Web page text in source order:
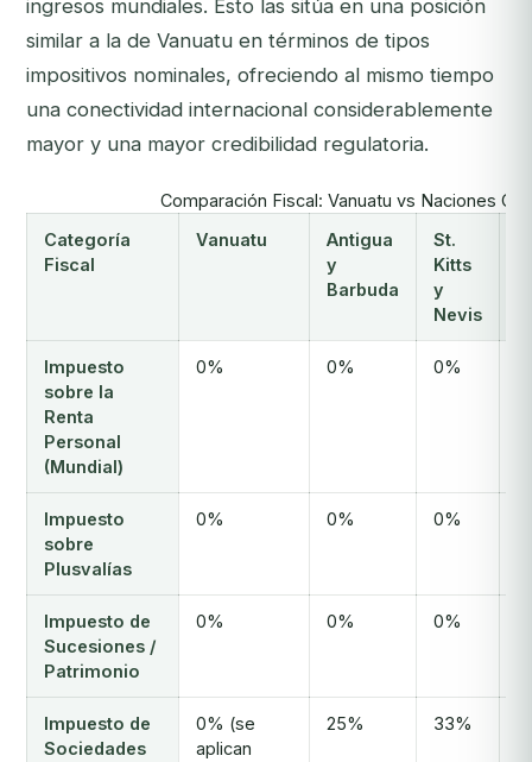
ingresos mundiales. Esto las sitúa en una posición
similar a la de Vanuatu en términos de tipos
impositivos nominales, ofreciendo al mismo tiempo
una conectividad internacional considerablemente
mayor y una mayor credibilidad regulatoria.
Comparación Fiscal: Vanuatu vs Naciones
Categoría
Fiscal
Vanuatu
Antigua
y
Barbuda
St.
Kitts
y
Nevis
Impuesto
sobre la
Renta
Personal
(Mundial)
0% 0% 0%
Impuesto
sobre
Plusvalías
0% 0% 0%
Impuesto de
Sucesiones /
Patrimonio
0% 0% 0%
Impuesto de
Sociedades
0% (se
aplican
25% 33%